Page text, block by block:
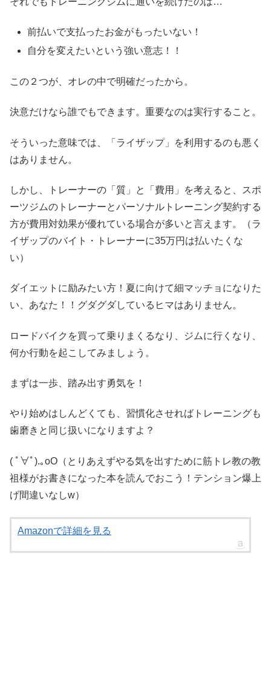
前払いで支払ったお金がもったいない！
自分を変えたいという強い意志！！
この２つが、オレの中で明確だったから。
決意だけなら誰でもできます。重要なのは実行すること。
そういった意味では、「ライザップ」を利用するのも悪く
はありません。
しかし、トレーナーの「質」と「費用」を考えると、スポ
ーツジムのトレーナーとパーソナルトレーニング契約する
方が費用対効果が優れている場合が多いと言えます。（ラ
イザップのバイト・トレーナーに35万円は払いたくな
い）
ダイエットに励みたい方！夏に向けて細マッチョになりた
い、あなた！！グダグダしているヒマはありません。
ロードバイクを買って乗りまくるなり、ジムに行くなり、
何か行動を起こしてみましょう。
まずは一歩、踏み出す勇気を！
やり始めはしんどくても、習慣化させればトレーニングも
歯磨きと同じ扱いになりますよ？
( ﾟ∀ﾟ).｡oO（とりあえずやる気を出すために筋トレ教の教
祖様がお書きになった本を読んでおこう！テンション爆上
げ間違いなしw）
Amazonで詳細を見る